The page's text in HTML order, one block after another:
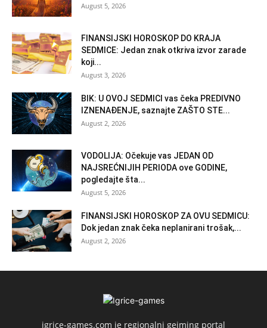
August 5, 2026
FINANSIJSKI HOROSKOP DO KRAJA
SEDMICE: Jedan znak otkriva izvor zarade
koji...
August 3, 2026
BIK: U OVOJ SEDMICI vas čeka PREDIVNO
IZNENAĐENJE, saznajte ZAŠTO STE...
August 2, 2026
VODOLIJA: Očekuje vas JEDAN OD
NAJSREĆNIJIH PERIODA ove GODINE,
pogledajte šta...
August 5, 2026
FINANSIJSKI HOROSKOP ZA OVU SEDMICU:
Dok jedan znak čeka neplanirani trošak,...
August 2, 2026
igrice-games.com je regionalni gejming portal